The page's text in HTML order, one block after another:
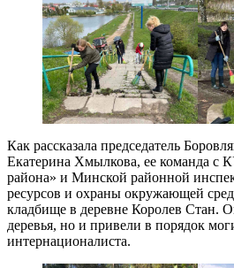
Как рассказала председатель
Екатерина Хмылкова, ее команда
района» и Минской районной
ресурсов и охраны окружающей
кладбище в деревне Королев Стан.
деревья, но и привели в порядок
интернационалиста.